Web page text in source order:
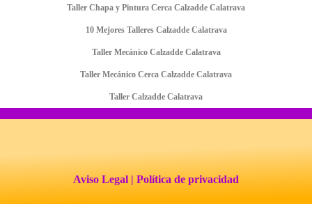
Taller Chapa y Pintura Cerca Calzadde Calatrava
10 Mejores Talleres Calzadde Calatrava
Taller Mecánico Calzadde Calatrava
Taller Mecánico Cerca Calzadde Calatrava
Taller Calzadde Calatrava
Aviso Legal | Política de privacidad